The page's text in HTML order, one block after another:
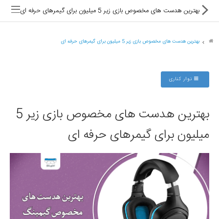
ماشین های اداری
لوازم التحریر
تجهیزات فروشگاهی و بانکی
دستگاه صحافی و پرس
ماشین حساب
بهترین هدست های مخصوص بازی زیر 5 میلیون برای گیمرهای حرفه ای
بهترین هدست های مخصوص بازی زیر 5 میلیون برای گیمرهای حرفه ای
نوار کناری
بهترین هدست های مخصوص بازی زیر 5
میلیون برای گیمرهای حرفه ای